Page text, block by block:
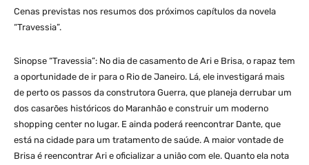
Cenas previstas nos resumos dos próximos capítulos da novela
“Travessia”.
Sinopse “Travessia”: No dia de casamento de Ari e Brisa, o rapaz tem
a oportunidade de ir para o Rio de Janeiro. Lá, ele investigará mais
de perto os passos da construtora Guerra, que planeja derrubar um
dos casarões históricos do Maranhão e construir um moderno
shopping center no lugar. E ainda poderá reencontrar Dante, que
está na cidade para um tratamento de saúde. A maior vontade de
Brisa é reencontrar Ari e oficializar a união com ele. Quanto ela nota